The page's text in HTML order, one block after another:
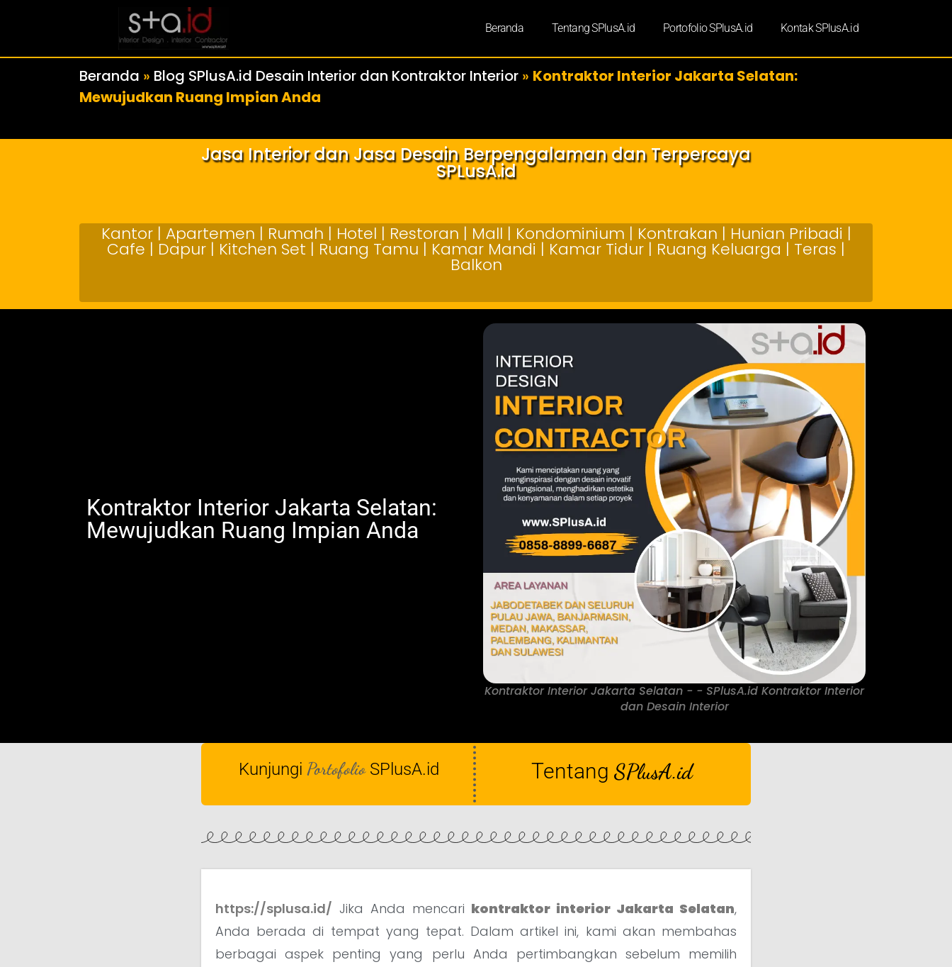
Beranda Tentang SPlusA.id Portofolio SPlusA.id Kontak SPlusA.id
Beranda » Blog SPlusA.id Desain Interior dan Kontraktor Interior » Kontraktor Interior Jakarta Selatan:
Mewujudkan Ruang Impian Anda
Jasa Interior dan Jasa Desain Berpengalaman dan Terpercaya
SPLusA.id
Kantor | Apartemen | Rumah | Hotel | Restoran | Mall | Kondominium | Kontrakan | Hunian Pribadi |
Cafe | Dapur | Kitchen Set | Ruang Tamu | Kamar Mandi | Kamar Tidur | Ruang Keluarga | Teras |
Balkon
Kontraktor Interior Jakarta Selatan:
Mewujudkan Ruang Impian Anda
Kontraktor Interior Jakarta Selatan - - SPlusA.id Kontraktor Interior
dan Desain Interior
Kunjungi Portofolio SPlusA.id Tentang SPlusA.id
https://splusa.id/ Jika Anda mencari kontraktor interior Jakarta Selatan,
Anda berada di tempat yang tepat. Dalam artikel ini, kami akan membahas
berbagai aspek penting yang perlu Anda pertimbangkan sebelum memilih